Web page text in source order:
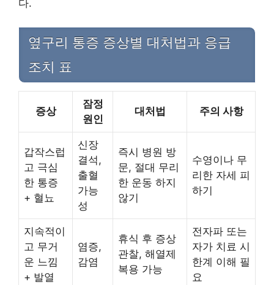
다.
옆구리 통증 증상별 대처법과 응급
조치 표
증상
잠정
원인
대처법 주의 사항
갑작스럽
고 극심
한 통증
+ 혈뇨
신장
결석,
출혈
가능
성
즉시 병원 방
문, 절대 무리
한 운동 하지
않기
수영이나 무
리한 자세 피
하기
지속적이
고 무거
운 느낌
+ 발열
염증,
감염
휴식 후 증상
관찰, 해열제
복용 가능
전자파 또는
자가 치료 시
한계 이해 필
요